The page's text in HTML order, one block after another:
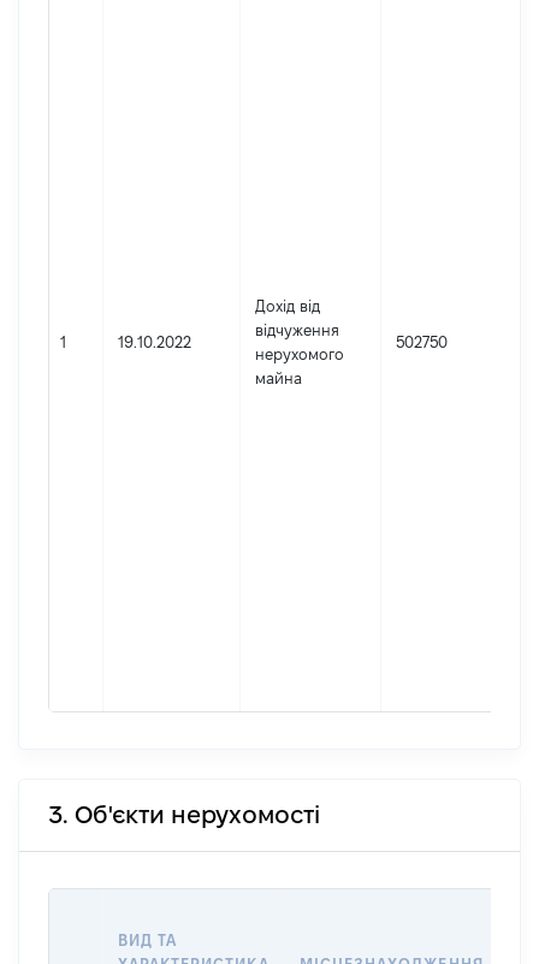
1 19.10.2022
Дохід від
відчуження
нерухомого
майна
502750
3. Об'єкти нерухомості
ВИД ТА